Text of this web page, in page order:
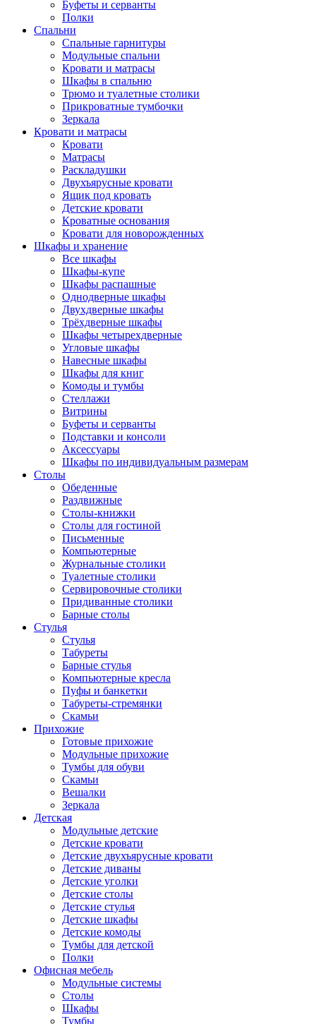
Буфеты и серванты
Полки
Спальни
Спальные гарнитуры
Модульные спальни
Кровати и матрасы
Шкафы в спальню
Трюмо и туалетные столики
Прикроватные тумбочки
Зеркала
Кровати и матрасы
Кровати
Матрасы
Раскладушки
Двухъярусные кровати
Ящик под кровать
Детские кровати
Кроватные основания
Кровати для новорожденных
Шкафы и хранение
Все шкафы
Шкафы-купе
Шкафы распашные
Однодверные шкафы
Двухдверные шкафы
Трёхдверные шкафы
Шкафы четырехдверные
Угловые шкафы
Навесные шкафы
Шкафы для книг
Комоды и тумбы
Стеллажи
Витрины
Буфеты и серванты
Подставки и консоли
Аксессуары
Шкафы по индивидуальным размерам
Столы
Обеденные
Раздвижные
Столы-книжки
Столы для гостиной
Письменные
Компьютерные
Журнальные столики
Туалетные столики
Сервировочные столики
Придиванные столики
Барные столы
Стулья
Стулья
Табуреты
Барные стулья
Компьютерные кресла
Пуфы и банкетки
Табуреты-стремянки
Скамьи
Прихожие
Готовые прихожие
Модульные прихожие
Тумбы для обуви
Скамьи
Вешалки
Зеркала
Детская
Модульные детские
Детские кровати
Детские двухъярусные кровати
Детские диваны
Детские уголки
Детские столы
Детские стулья
Детские шкафы
Детские комоды
Тумбы для детской
Полки
Офисная мебель
Модульные системы
Столы
Шкафы
Тумбы